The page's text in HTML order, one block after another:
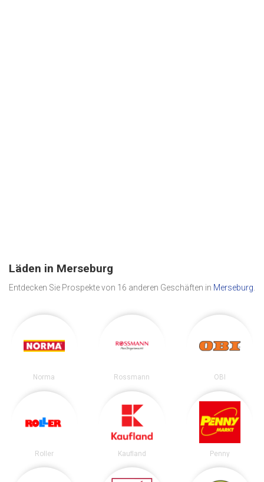
Läden in Merseburg
Entdecken Sie Prospekte von 16 anderen Geschäften in Merseburg.
Norma Rossmann OBI
Roller Kaufland Penny